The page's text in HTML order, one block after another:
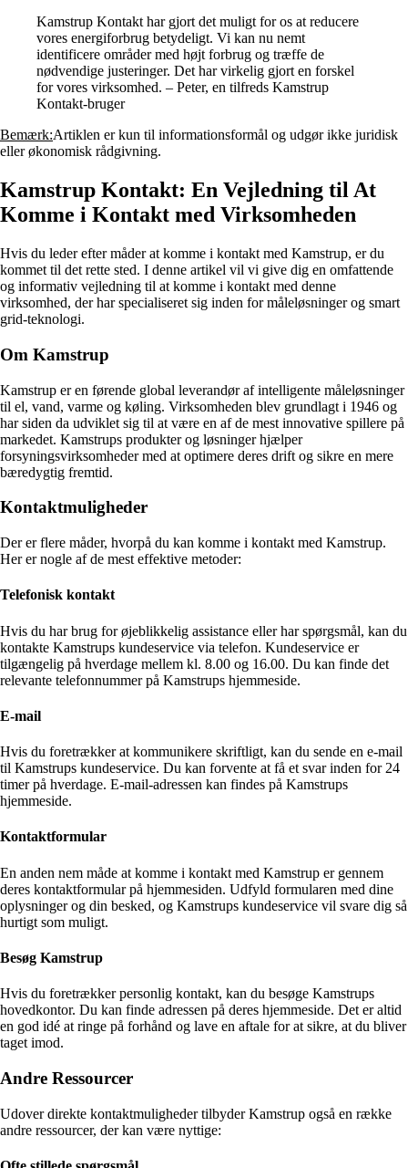
Kamstrup Kontakt har gjort det muligt for os at reducere
vores energiforbrug betydeligt. Vi kan nu nemt
identificere områder med højt forbrug og træffe de
nødvendige justeringer. Det har virkelig gjort en forskel
for vores virksomhed. – Peter, en tilfreds Kamstrup
Kontakt-bruger
Bemærk:Artiklen er kun til informationsformål og udgør ikke juridisk
eller økonomisk rådgivning.
Kamstrup Kontakt: En Vejledning til At
Komme i Kontakt med Virksomheden
Hvis du leder efter måder at komme i kontakt med Kamstrup, er du
kommet til det rette sted. I denne artikel vil vi give dig en omfattende
og informativ vejledning til at komme i kontakt med denne
virksomhed, der har specialiseret sig inden for måleløsninger og smart
grid-teknologi.
Om Kamstrup
Kamstrup er en førende global leverandør af intelligente måleløsninger
til el, vand, varme og køling. Virksomheden blev grundlagt i 1946 og
har siden da udviklet sig til at være en af de mest innovative spillere på
markedet. Kamstrups produkter og løsninger hjælper
forsyningsvirksomheder med at optimere deres drift og sikre en mere
bæredygtig fremtid.
Kontaktmuligheder
Der er flere måder, hvorpå du kan komme i kontakt med Kamstrup.
Her er nogle af de mest effektive metoder:
Telefonisk kontakt
Hvis du har brug for øjeblikkelig assistance eller har spørgsmål, kan du
kontakte Kamstrups kundeservice via telefon. Kundeservice er
tilgængelig på hverdage mellem kl. 8.00 og 16.00. Du kan finde det
relevante telefonnummer på Kamstrups hjemmeside.
E-mail
Hvis du foretrækker at kommunikere skriftligt, kan du sende en e-mail
til Kamstrups kundeservice. Du kan forvente at få et svar inden for 24
timer på hverdage. E-mail-adressen kan findes på Kamstrups
hjemmeside.
Kontaktformular
En anden nem måde at komme i kontakt med Kamstrup er gennem
deres kontaktformular på hjemmesiden. Udfyld formularen med dine
oplysninger og din besked, og Kamstrups kundeservice vil svare dig så
hurtigt som muligt.
Besøg Kamstrup
Hvis du foretrækker personlig kontakt, kan du besøge Kamstrups
hovedkontor. Du kan finde adressen på deres hjemmeside. Det er altid
en god idé at ringe på forhånd og lave en aftale for at sikre, at du bliver
taget imod.
Andre Ressourcer
Udover direkte kontaktmuligheder tilbyder Kamstrup også en række
andre ressourcer, der kan være nyttige: